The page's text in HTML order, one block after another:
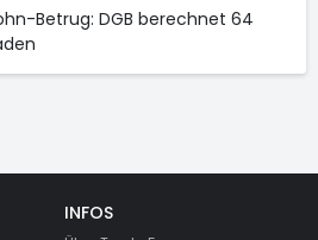
Betrug: DGB berechnet 64
INFOS